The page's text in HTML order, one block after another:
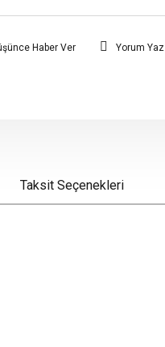
Haber Ver Yorum Yaz
Taksit Seçenekleri